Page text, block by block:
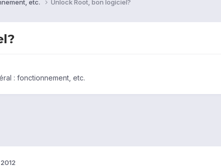
etc. Unlock Root, bon logiciel?
: fonctionnement, etc.